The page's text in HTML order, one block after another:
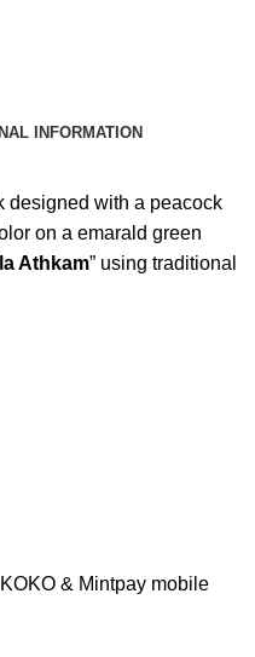
INFORMATION
designed with a peacock
on a emarald green
Athkam” using traditional
& Mintpay mobile